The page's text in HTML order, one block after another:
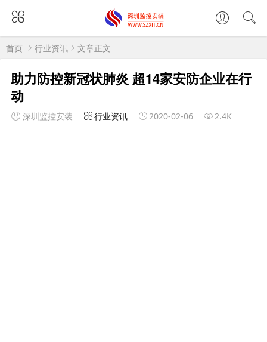
首页 行业资讯 文章正文
助力防控新冠状肺炎 超14家安防企业在行
动
深圳监控安装 行业资讯 2020-02-06 2.4K